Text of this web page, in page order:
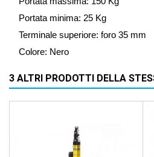
Portata minima: 25 Kg
Terminale superiore: foro 35 mm
Colore: Nero
3 ALTRI PRODOTTI DELLA